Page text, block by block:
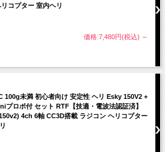
コプター 室内ヘリ
価格:7,480円(税込) ～
100g未満 初心者向け 安定性 ヘリ Esky 150V2 +
プロポ付 セット RTF【技適・電波法認証済】
4ch 6軸 CC3D搭載 ラジコン ヘリコプター